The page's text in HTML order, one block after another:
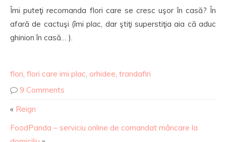
Îmi puteţi recomanda flori care se cresc uşor în casă? În
afară de cactuşi (îmi plac, dar ştiţi superstiţia aia că aduc
ghinion în casă… ).
flori, flori care imi plac, orhidee, trandafiri
9 Comments
« Reign
FoodPanda – serviciu online de comandat mâncare la